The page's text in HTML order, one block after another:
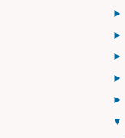
►
►
►
►
►
▼